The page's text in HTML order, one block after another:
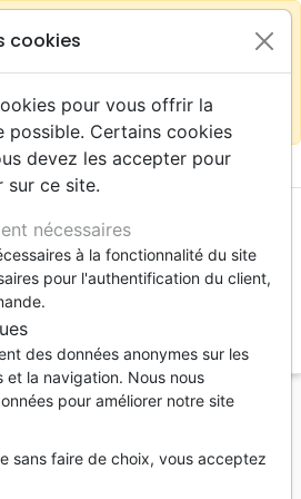
Continuer sur le site France close
de la Bible Suisse
shopping_cart
Nous allons chanter… [CD]
[CD]
cookies
pour vous offrir la
possible. Certains cookies
devez les accepter pour
sur ce site.
nécessaires
à la fonctionnalité du site
pour l'authentification du client,
des données anonymes sur les
et la navigation. Nous nous
pour améliorer notre site
sans faire de choix, vous acceptez